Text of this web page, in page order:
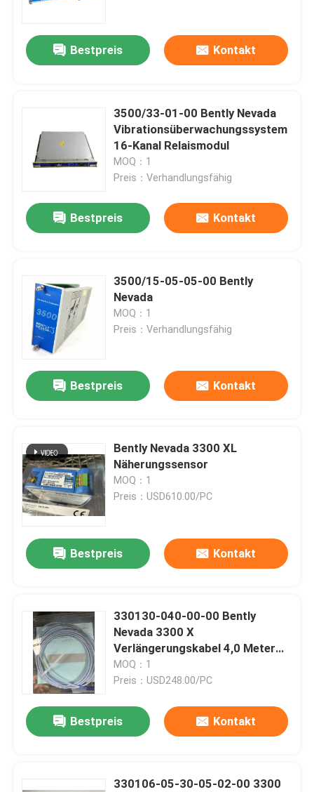
Bestpreis Kontakt
3500/33-01-00 Bently Nevada
Vibrationsüberwachungssystem
16-Kanal Relaismodul
MOQ：1
Preis：Verhandlungsfähig
Bestpreis Kontakt
3500/15-05-05-00 Bently
Nevada
MOQ：1
Preis：Verhandlungsfähig
Bestpreis Kontakt
Bently Nevada 3300 XL
Näherungssensor
MOQ：1
Preis：USD610.00/PC
Bestpreis Kontakt
330130-040-00-00 Bently
Nevada 3300 X
Verlängerungskabel 4,0 Meter
(13,1 Fuß)
MOQ：1
Preis：USD248.00/PC
Bestpreis Kontakt
330106-05-30-05-02-00 3300